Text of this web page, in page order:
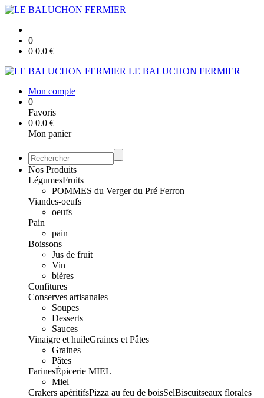
0
0 0.0 €
LE BALUCHON FERMIER
Mon compte
0
Favoris
0 0.0 €
Mon panier
Nos Produits
LégumesFruits
POMMES du Verger du Pré Ferron
Viandes-oeufs
oeufs
Pain
pain
Boissons
Jus de fruit
Vin
bières
Confitures
Conserves artisanales
Soupes
Desserts
Sauces
Vinaigre et huileGraines et Pâtes
Graines
Pâtes
FarinesÉpicerie MIEL
Miel
Crakers apéritifsPizza au feu de boisSelBiscuitseaux florales